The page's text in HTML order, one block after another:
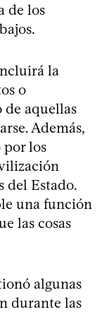
de los
la
o
aquellas
Además,
por los
del Estado.
una función
las cosas
algunas
durante las